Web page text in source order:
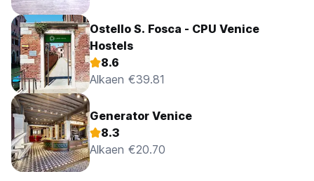
Ostello S. Fosca - CPU Venice
Hostels
8.6
Alkaen €39.81
Generator Venice
8.3
Alkaen €20.70